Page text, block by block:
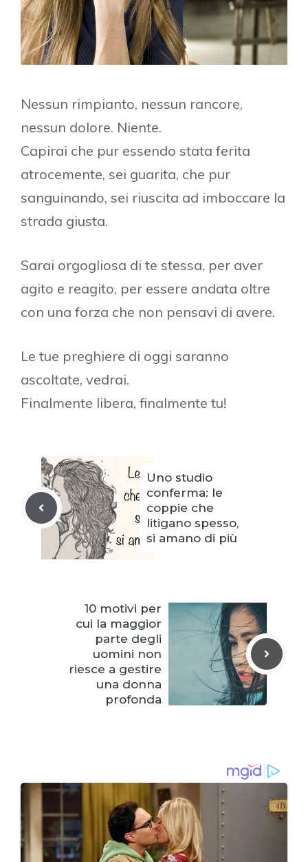
Nessun rimpianto, nessun rancore,
nessun dolore. Niente.
Capirai che pur essendo stata ferita
atrocemente, sei guarita, che pur
sanguinando, sei riuscita ad imboccare la
strada giusta.
Sarai orgogliosa di te stessa, per aver
agito e reagito, per essere andata oltre
con una forza che non pensavi di avere.
Le tue preghiere di oggi saranno
ascoltate, vedrai.
Finalmente libera, finalmente tu!
Uno studio
conferma: le
coppie che
litigano spesso,
si amano di più
10 motivi per
cui la maggior
parte degli
uomini non
riesce a gestire
una donna
profonda